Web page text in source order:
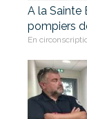
A la Sainte
pompiers
En